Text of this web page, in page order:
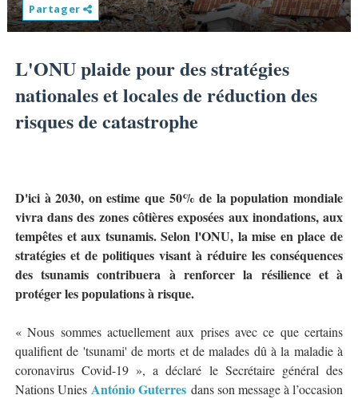
Partager
L'ONU plaide pour des stratégies
nationales et locales de réduction des
risques de catastrophe
D'ici à 2030, on estime que 50% de la population mondiale
vivra dans des zones côtières exposées aux inondations, aux
tempêtes et aux tsunamis. Selon l'ONU, la mise en place de
stratégies et de politiques visant à réduire les conséquences
des tsunamis contribuera à renforcer la résilience et à
protéger les populations à risque.
« Nous sommes actuellement aux prises avec ce que certains
qualifient de 'tsunami' de morts et de malades dû à la maladie à
coronavirus Covid-19 », a déclaré le Secrétaire général des
Nations Unies António Guterres dans son message à l’occasion